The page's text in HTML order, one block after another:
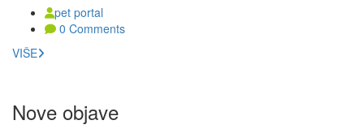
pet portal
0 Comments
VIŠE
Nove objave